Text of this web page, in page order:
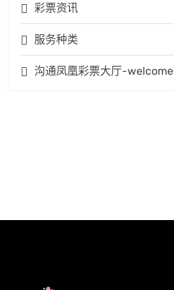
彩票资讯
服务种类
沟通凤凰彩票大厅-welcome